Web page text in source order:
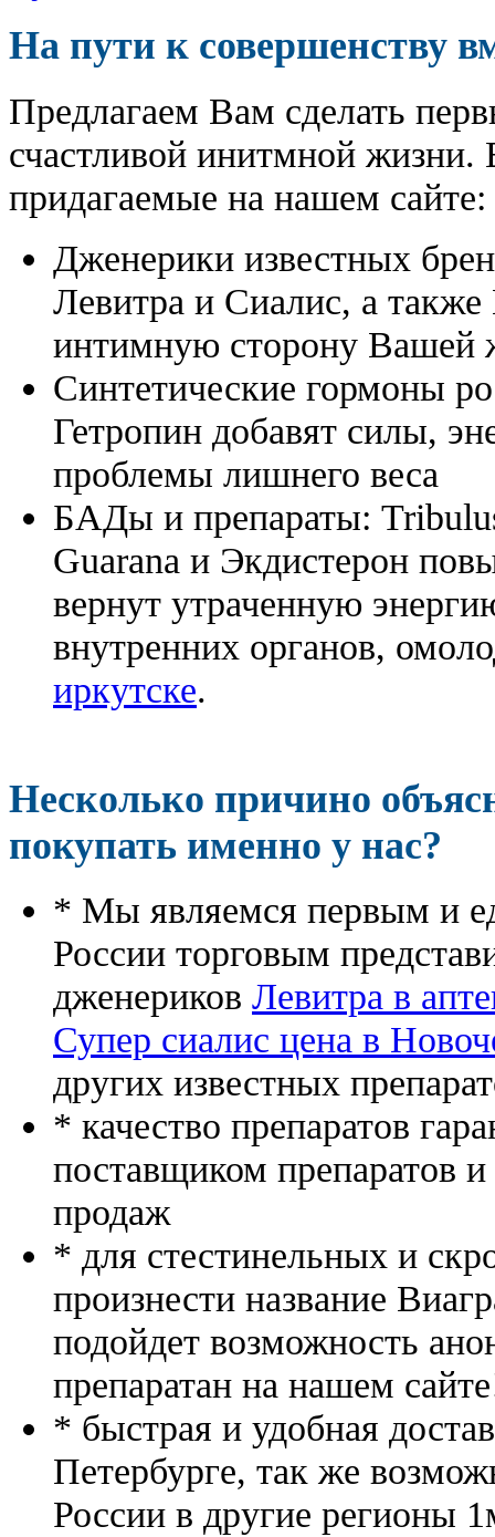
На пути к совершенству
Предлагаем Вам сделать
счастливой инитмной жизни.
придагаемые на нашем сайте:
Дженерики известных
Левитра и Сиалис, а
интимную сторону Вашей
Синтетические гормоны
Гетропин добавят силы,
проблемы лишнего веса
БАДы и препараты:
Guarana и Экдистерон
вернут утраченную
внутренних органов,
иркутске.
Несколько причино
покупать именно у нас?
* Мы являемся первым и
России торговым
дженериков Левитра в
Супер сиалис цена в
других известных
* качество препаратов
поставщиком препаратов
продаж
* для стестинельных и
произнести название
подойдет возможность
препаратан на нашем
* быстрая и удобная
Петербурге, так же
России в другие регионы